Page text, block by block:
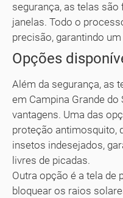
segurança, as telas
janelas. Todo o
precisão, garantindo
Opções
Além da segurança, as
em Campina Grande
vantagens. Uma das
proteção antimosquito,
insetos indesejados,
livres de picadas.
Outra opção é a tela de
bloquear os raios